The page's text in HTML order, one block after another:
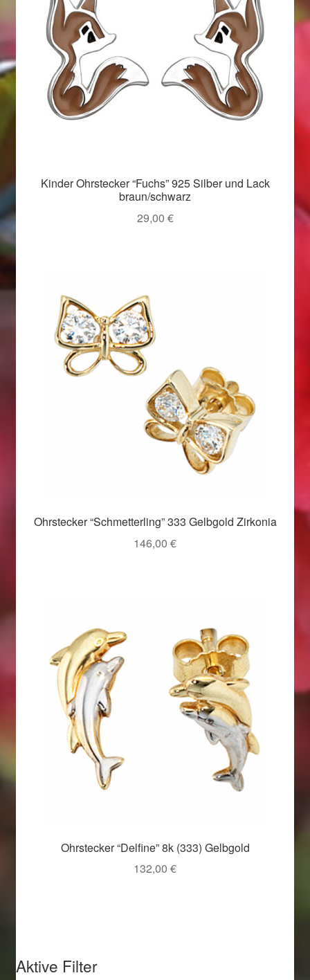
Valentinstag 2016
Valentinstag Geschenke
Vertrag widerrufen
Weihnachtsangebote 2015
Weihnachtsangebote 2016
Weihnachtsangebote 2017
Weihnachtsangebote 2018
Weihnachtsangebote 2019
Weihnachtsangebote 2020
Weihnachtsangebote 2021
Kinder Ohrstecker “Fuchs” 925 Silber und Lack
braun/schwarz
29,00 €
Ohrstecker “Schmetterling” 333 Gelbgold Zirkonia
146,00 €
Ohrstecker “Delfine” 8k (333) Gelbgold
132,00 €
Aktive Filter